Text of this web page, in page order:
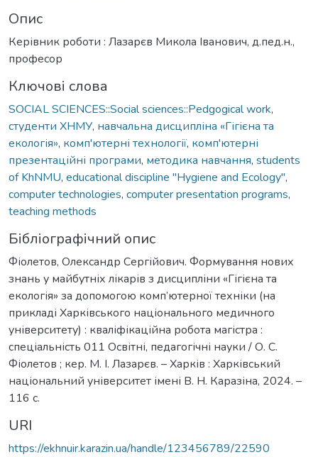
Опис
Керівник роботи : Лазарєв Микола Іванович, д.пед.н.,
професор
Ключові слова
SOCIAL SCIENCES::Social sciences::Pedgogical work,
студенти ХНМУ, навчальна дисципліна «Гігієна та
екологія», комп'ютерні технології, комп'ютерні
презентаційні програми, методика навчання, students
of KhNMU, educational discipline "Hygiene and Ecology",
computer technologies, computer presentation programs,
teaching methods
Бібліографічний опис
Фіолетов, Олександр Сергійович. Формування нових
знань у майбутніх лікарів з дисципліни «Гігієна та
екологія» за допомогою комп’ютерної техніки (на
прикладі Харківського національного медичного
університету) : кваліфікаційна робота магістра :
спеціальність 011 Освітні, педагогічні науки / О. С.
Фіолетов ; кер. М. І. Лазарєв. – Харків : Харківський
національний університет імені В. Н. Каразіна, 2024. –
116 с.
URI
https://ekhnuir.karazin.ua/handle/123456789/22590